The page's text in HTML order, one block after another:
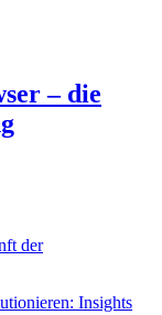
– die
Insights